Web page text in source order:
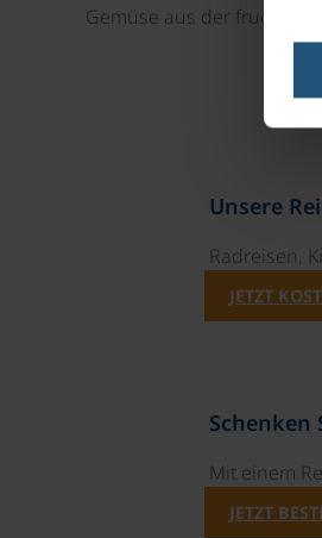
Gemüse aus der
Unsere
Radreisen,
JETZT
Schenken
Mit einem
JETZT